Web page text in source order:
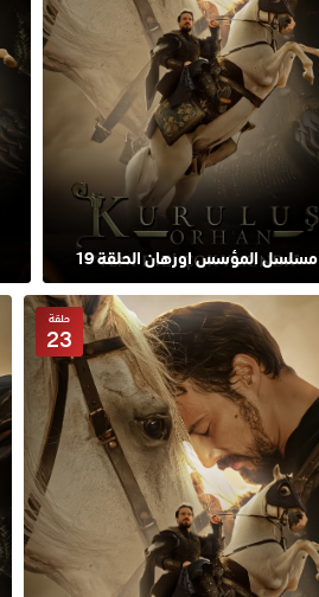
مسلسل المؤسس اورهان الحلقة 19
حلقة
23